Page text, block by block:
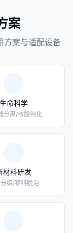
案
方案与适配设备
生命科学
分离/核酸纯化
材料研发
级/浆料脱泡